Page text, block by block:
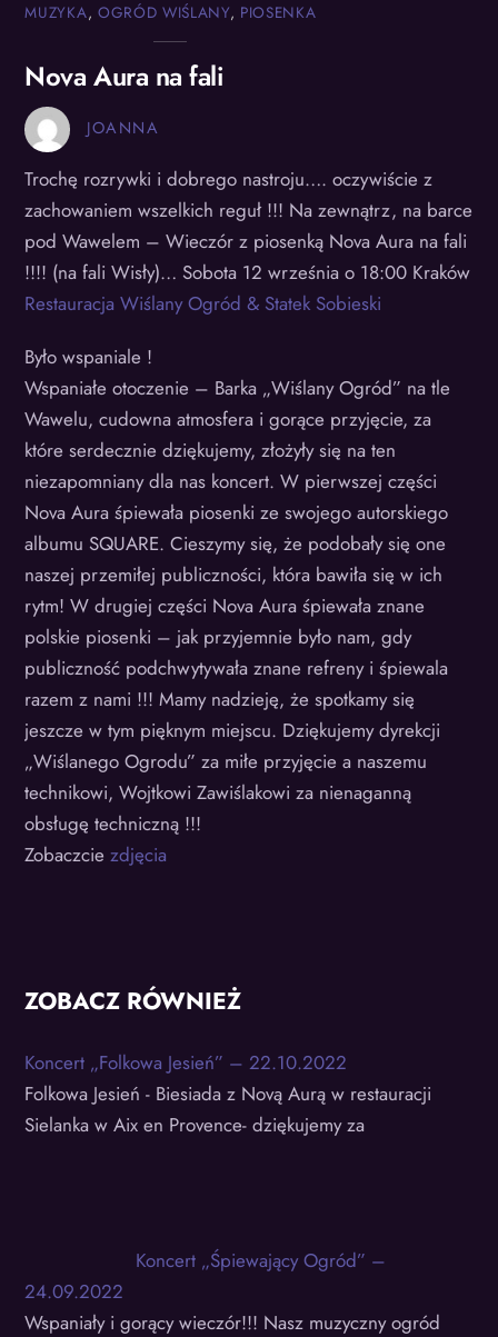
MUZYKA, OGRÓD WIŚLANY, PIOSENKA
Nova Aura na fali
JOANNA
Trochę rozrywki i dobrego nastroju…. oczywiście z
zachowaniem wszelkich reguł !!! Na zewnątrz, na barce
pod Wawelem – Wieczór z piosenką Nova Aura na fali
!!!! (na fali Wisły)… Sobota 12 września o 18:00 Kraków
Restauracja Wiślany Ogród & Statek Sobieski
Było wspaniale !
Wspaniałe otoczenie – Barka „Wiślany Ogród” na tle
Wawelu, cudowna atmosfera i gorące przyjęcie, za
które serdecznie dziękujemy, złożyły się na ten
niezapomniany dla nas koncert. W pierwszej części
Nova Aura śpiewała piosenki ze swojego autorskiego
albumu SQUARE. Cieszymy się, że podobały się one
naszej przemiłej publiczności, która bawiła się w ich
rytm! W drugiej części Nova Aura śpiewała znane
polskie piosenki – jak przyjemnie było nam, gdy
publiczność podchwytywała znane refreny i śpiewala
razem z nami !!! Mamy nadzieję, że spotkamy się
jeszcze w tym pięknym miejscu. Dziękujemy dyrekcji
„Wiślanego Ogrodu” za miłe przyjęcie a naszemu
technikowi, Wojtkowi Zawiślakowi za nienaganną
obsługę techniczną !!!
Zobaczciezdjęcia
ZOBACZ RÓWNIEŻ
Koncert „Folkowa Jesień” – 22.10.2022
Folkowa Jesień - Biesiada z Novą Aurą w restauracji
Sielanka w Aix en Provence- dziękujemy za
Koncert „Śpiewający Ogród” –
24.09.2022
Wspaniały i gorący wieczór!!! Nasz muzyczny ogród